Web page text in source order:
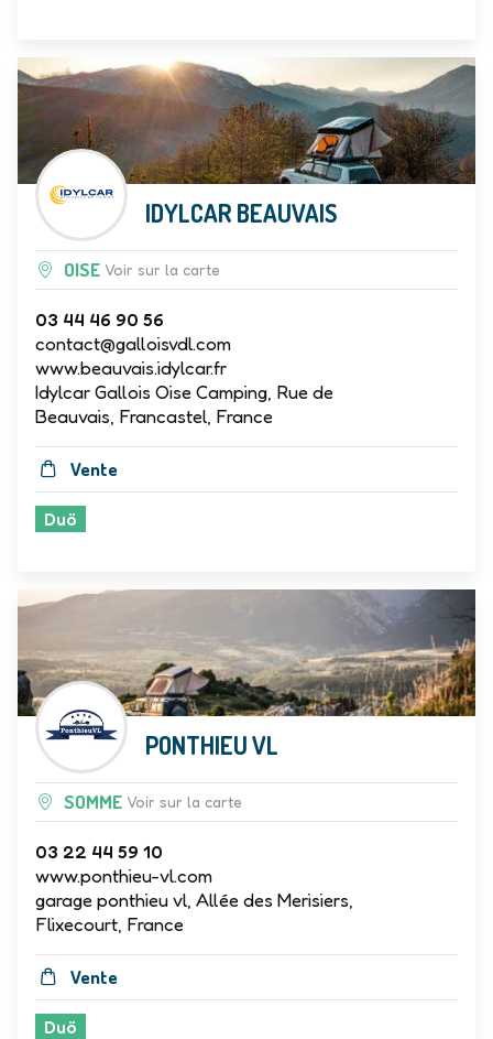
IDYLCAR BEAUVAIS
OISE Voir sur la carte
03 44 46 90 56
contact@galloisvdl.com
www.beauvais.idylcar.fr
Idylcar Gallois Oise Camping, Rue de
Beauvais, Francastel, France
Vente
Duö
PONTHIEU VL
SOMME Voir sur la carte
03 22 44 59 10
www.ponthieu-vl.com
garage ponthieu vl, Allée des Merisiers,
Flixecourt, France
Vente
Duö